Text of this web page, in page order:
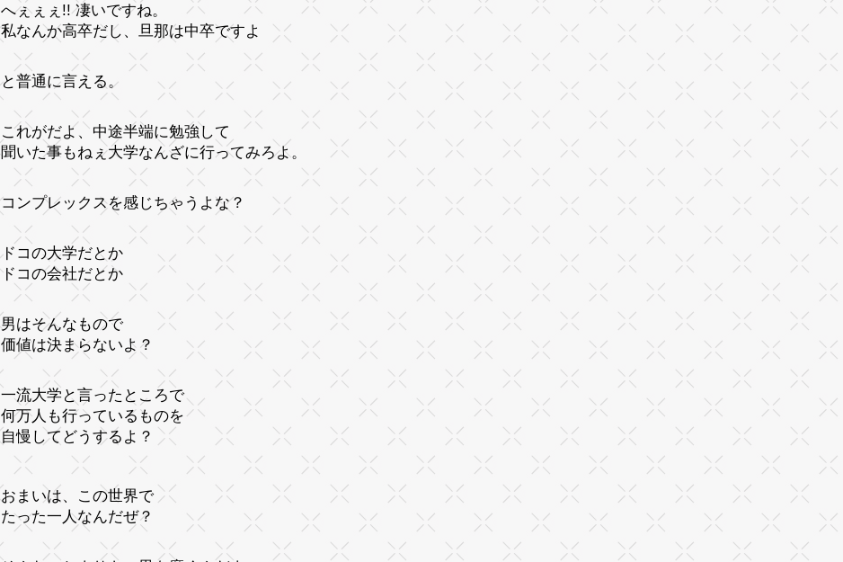
へぇぇぇ!! 凄いですね。
私なんか高卒だし、旦那は中卒ですよ
と普通に言える。
これがだよ、中途半端に勉強して
聞いた事もねぇ大学なんざに行ってみろよ。
コンプレックスを感じちゃうよな？
ドコの大学だとか
ドコの会社だとか
男はそんなもので
価値は決まらないよ？
一流大学と言ったところで
何万人も行っているものを
自慢してどうするよ？
おまいは、この世界で
たった一人なんだぜ？